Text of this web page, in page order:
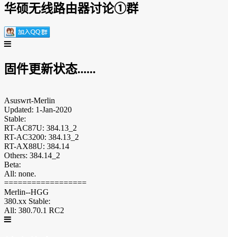
华硕无线路由器讨论①群
固件更新状态......
Asuswrt-Merlin
Updated: 1-Jan-2020
Stable:
RT-AC87U: 384.13_2
RT-AC3200: 384.13_2
RT-AX88U: 384.14
Others: 384.14_2
Beta:
All: none.
==================
Merlin--HGG
380.xx Stable:
All: 380.70.1 RC2